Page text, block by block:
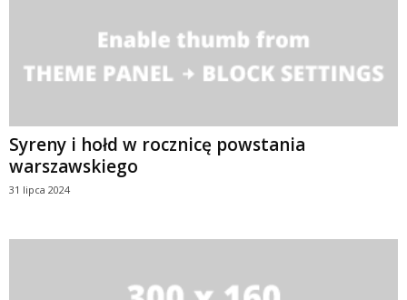
Syreny i hołd w rocznicę powstania
warszawskiego
31 lipca 2024